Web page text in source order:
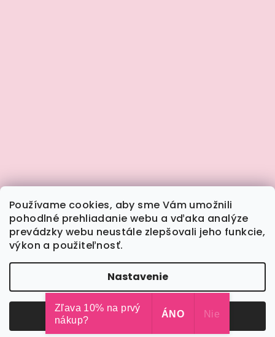
Používame cookies, aby sme Vám umožnili
pohodlné prehliadanie webu a vďaka analýze
prevádzky webu neustále zlepšovali jeho funkcie,
výkon a použiteľnosť.
Nastavenie
Odmietnuť Súhlasím
Sledovať na Instagrame
Copyright 2026Calimera.sk. Všetky práva
vyhradené.Upraviť nastavenie cookies
Zľava 10% na prvý
nákup?
ÁNO Nie